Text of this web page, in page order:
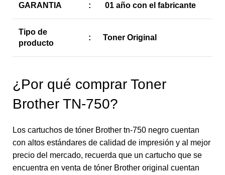
GARANTIA : 01 año con el fabricante
Tipo de
producto
: Toner Original
¿Por qué comprar Toner
Brother TN-750?
Los cartuchos de tóner Brother tn-750 negro cuentan
con altos estándares de calidad de impresión y al mejor
precio del mercado, recuerda que un cartucho que se
encuentra en venta de tóner Brother original cuentan